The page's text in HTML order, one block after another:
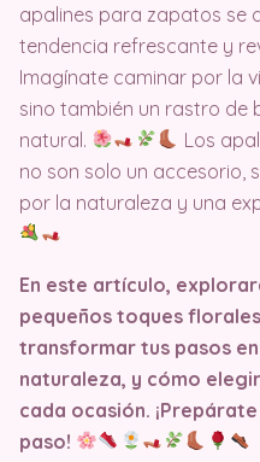
apalines para zapatos se
tendencia refrescante y
Imagínate caminar por la
sino también un rastro de
natural.
Los
no son solo un accesorio,
por la naturaleza y una
En este artículo,
pequeños toques florales
transformar tus pasos
naturaleza, y cómo
cada ocasión.
paso!